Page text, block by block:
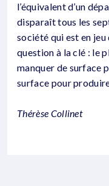
l’équivalent d’un
disparaît tous les
société qui est en
question à la clé : le
manquer de surface
surface pour
Thérèse Collinet